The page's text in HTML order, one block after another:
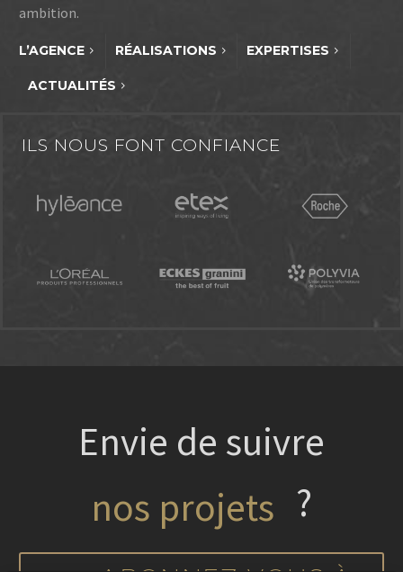
ambition.
L’AGENCE RÉALISATIONS EXPERTISES
ACTUALITÉS
ILS NOUS FONT CONFIANCE
Envie de suivre
nos projets ?